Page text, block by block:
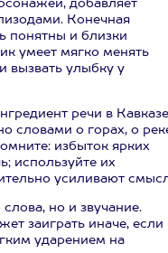
добавляет
Конечная
понятны и близки
умеет мягко менять
вызвать улыбку у
речи в
словами о горах, о
избыток ярких
используйте их
усиливают
но и звучание.
заиграть иначе, если
ударением на